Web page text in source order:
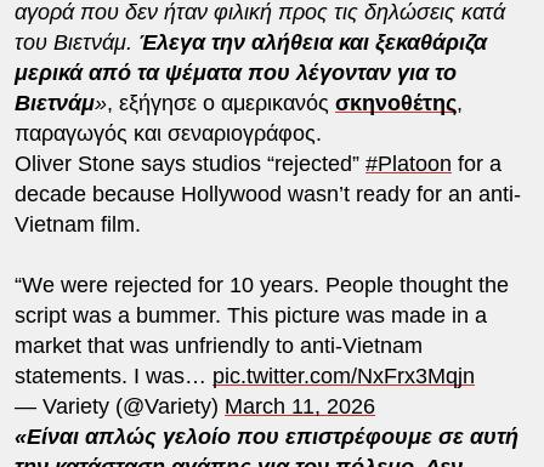
αγορά που δεν ήταν φιλική προς τις δηλώσεις κατά
του Βιετνάμ. Έλεγα την αλήθεια και ξεκαθάριζα
μερικά από τα ψέματα που λέγονταν για το
Βιετνάμ», εξήγησε ο αμερικανός σκηνοθέτης,
παραγωγός και σεναριογράφος.
Oliver Stone says studios “rejected” #Platoon for a
decade because Hollywood wasn’t ready for an anti-
Vietnam film.
“We were rejected for 10 years. People thought the
script was a bummer. This picture was made in a
market that was unfriendly to anti-Vietnam
statements. I was… pic.twitter.com/NxFrx3Mqjn
— Variety (@Variety) March 11, 2026
«Είναι απλώς γελοίο που επιστρέφουμε σε αυτή